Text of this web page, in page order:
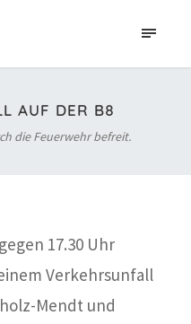
AUF DER B8
die Feuerwehr befreit.
17.30 Uhr
Verkehrsunfall
Mendt und